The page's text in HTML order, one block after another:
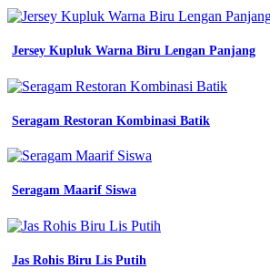
smp
bebas
seragam
kaos
kerja
baju
kementrian
wearpack
atasan
kerja
kemeja
Jersey Kupluk Warna Biru Lengan Panjang
Seragam Restoran Kombinasi Batik
Seragam Maarif Siswa
Jas Rohis Biru Lis Putih